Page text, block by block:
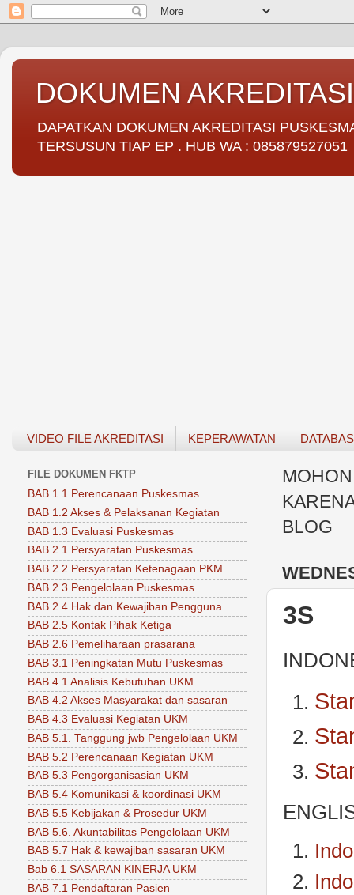
DOKUMEN
DAPATKAN DOKUMEN AKREDITASI
TERSUSUN TIAP EP . HUB WA : 085879527051
VIDEO FILE AKREDITASI KEPERAWATAN
BLOG
3S
FILE DOKUMEN FKTP
BAB 1.1 Perencanaan Puskesmas
BAB 1.2 Akses & Pelaksanan Kegiatan
BAB 1.3 Evaluasi Puskesmas
BAB 2.1 Persyaratan Puskesmas
BAB 2.2 Persyaratan Ketenagaan PKM
BAB 2.3 Pengelolaan Puskesmas
BAB 2.4 Hak dan Kewajiban Pengguna
BAB 2.5 Kontak Pihak Ketiga
BAB 2.6 Pemeliharaan prasarana
BAB 3.1 Peningkatan Mutu Puskesmas
BAB 4.1 Analisis Kebutuhan UKM
BAB 4.2 Akses Masyarakat dan sasaran
BAB 4.3 Evaluasi Kegiatan UKM
BAB 5.1. Tanggung jwb Pengelolaan UKM
BAB 5.2 Perencanaan Kegiatan UKM
BAB 5.3 Pengorganisasian UKM
BAB 5.4 Komunikasi & koordinasi UKM
BAB 5.5 Kebijakan & Prosedur UKM
BAB 5.6. Akuntabilitas Pengelolaan UKM
BAB 5.7 Hak & kewajiban sasaran UKM
Bab 6.1 SASARAN KINERJA UKM
BAB 7.1 Pendaftaran Pasien